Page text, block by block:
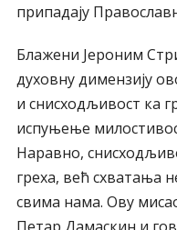
припадају
Блажени Јероним
духовну димензију
и снисходљивост ка
испуњење
Наравно,
греха, већ схватања
свима нама. Ову
Петар Дамаскин и